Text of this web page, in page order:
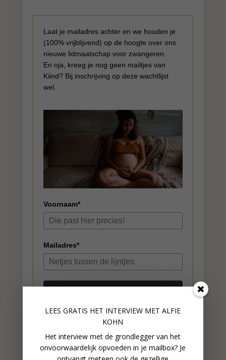
Laat je mailadres achter en we houden je
(100% vrijblijvend) op de hoogte over ons
nieuwe lidmaatschap voor zwangeren.
En oja, kreeg je nog geen mailtjes van
Kiind? Bij inschrijving op deze wachtlijst
wel.
Voornaam*
Mailadres*
LEES GRATIS HET INTERVIEW MET ALFIE
KOHN
Het interview met de grondlegger van het
onvoorwaardelijk opvoeden in je mailbox? Je